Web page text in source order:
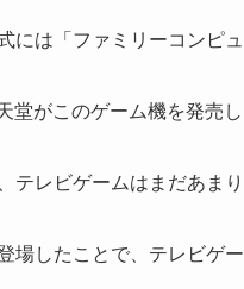
には「ファミリーコンピ
がこのゲーム機を発売し
テレビゲームはまだあま
場したことで、テレビゲ